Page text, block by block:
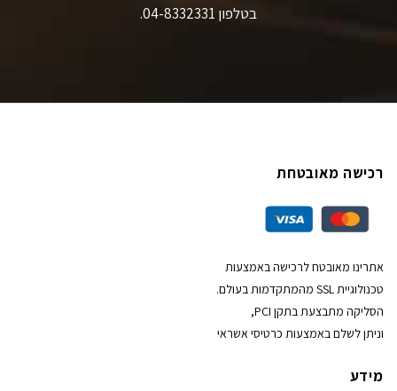
בטלפון 04-8332331.
רכישה מאובטחת
אתרינו מאובטח לרכישה באמצעות
טכנולוגיית SSL מהמתקדמות בעולם.
הסליקה מתבצעת בתקן PCI,
וניתן לשלם באמצעות כרטיסי אשראי
מידע